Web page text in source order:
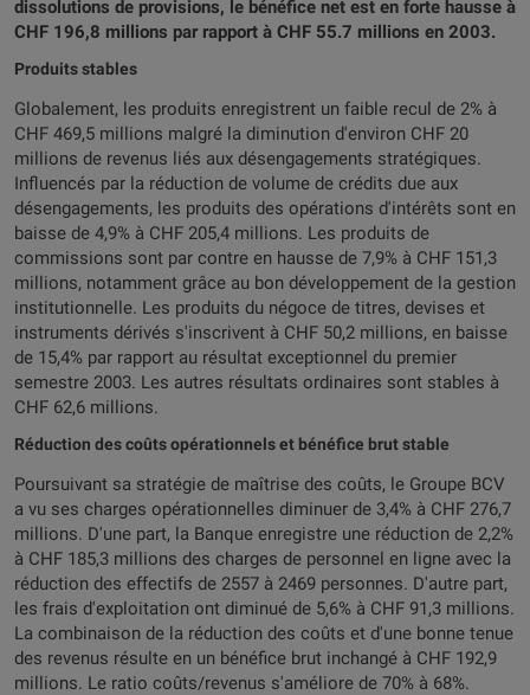
dissolutions de provisions, le bénéfice net est en forte hausse à
CHF 196,8 millions par rapport à CHF 55.7 millions en 2003.
Produits stables
Globalement, les produits enregistrent un faible recul de 2% à
CHF 469,5 millions malgré la diminution d'environ CHF 20
millions de revenus liés aux désengagements stratégiques.
Influencés par la réduction de volume de crédits due aux
désengagements, les produits des opérations d'intérêts sont en
baisse de 4,9% à CHF 205,4 millions. Les produits de
commissions sont par contre en hausse de 7,9% à CHF 151,3
millions, notamment grâce au bon développement de la gestion
institutionnelle. Les produits du négoce de titres, devises et
instruments dérivés s'inscrivent à CHF 50,2 millions, en baisse
de 15,4% par rapport au résultat exceptionnel du premier
semestre 2003. Les autres résultats ordinaires sont stables à
CHF 62,6 millions.
Réduction des coûts opérationnels et bénéfice brut stable
Poursuivant sa stratégie de maîtrise des coûts, le Groupe BCV
a vu ses charges opérationnelles diminuer de 3,4% à CHF 276,7
millions. D'une part, la Banque enregistre une réduction de 2,2%
à CHF 185,3 millions des charges de personnel en ligne avec la
réduction des effectifs de 2557 à 2469 personnes. D'autre part,
les frais d'exploitation ont diminué de 5,6% à CHF 91,3 millions.
La combinaison de la réduction des coûts et d'une bonne tenue
des revenus résulte en un bénéfice brut inchangé à CHF 192,9
millions. Le ratio coûts/revenus s'améliore de 70% à 68%.